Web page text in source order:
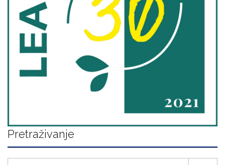
Pretraživanje